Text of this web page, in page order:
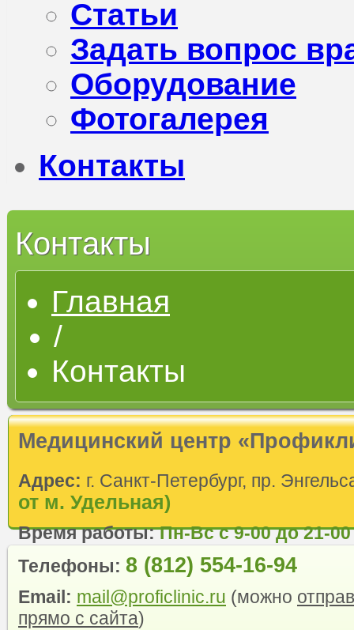
Статьи
Задать вопрос
Оборудование
Фотогалерея
Контакты
Контакты
Главная
/
Контакты
Медицинский центр
Адрес: г. Санкт-Петербург, пр.
от м. Удельная)
Время работы: Пн-Вс с 9-00 до 21-00
Телефоны: 8 (812) 554-16-94
Email: mail@proficlinic.ru (можно
прямо с сайта)